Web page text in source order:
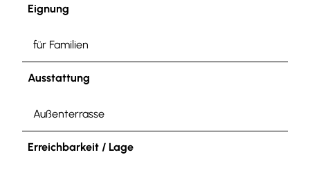
Eignung
für Familien
Ausstattung
Außenterrasse
Erreichbarkeit / Lage